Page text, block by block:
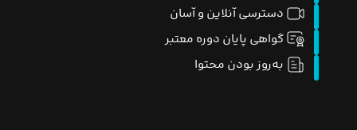
دسترسی آنلاین و آسان
گواهی پایان دوره معتبر
به‌روز بودن محتوا